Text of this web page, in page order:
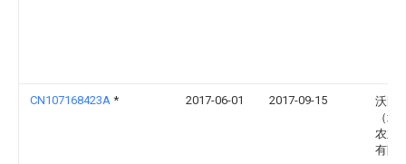
CN107168423A * 2017-06-01 2017-09-15
沃圃
（北
农业
有限